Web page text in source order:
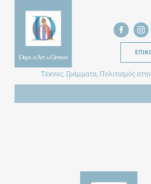
Τέχνες, Γράμματα, Πολιτισμός